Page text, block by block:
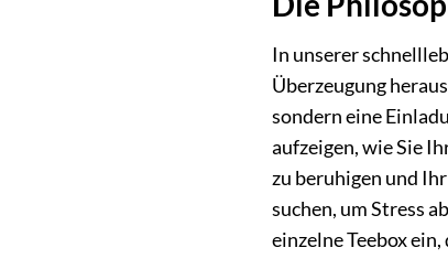
In unserer
Überzeugung
sondern eine
aufzeigen, wie Sie
zu beruhigen und
suchen, um Stress
einzelne Teebox